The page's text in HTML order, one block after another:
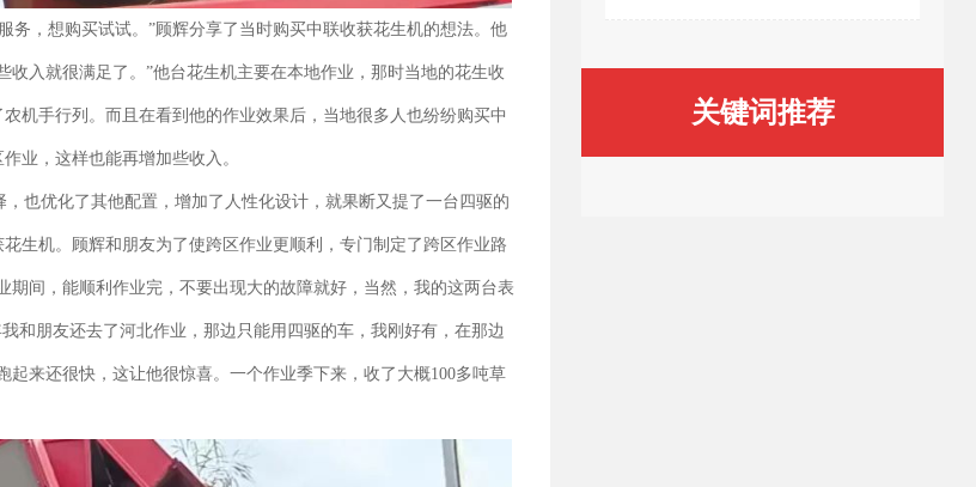
，想购买试试。”顾辉分享了当时购买中联收获花生机的想法。他
入就很满足了。”他台花生机主要在本地作业，那时当地的花生收
机手行列。而且在看到他的作业效果后，当地很多人也纷纷购买中
业，这样也能再增加些收入。
也优化了其他配置，增加了人性化设计，就果断又提了一台四驱的
生机。顾辉和朋友为了使跨区作业更顺利，专门制定了跨区作业路
间，能顺利作业完，不要出现大的故障就好，当然，我的这两台表
和朋友还去了河北作业，那边只能用四驱的车，我刚好有，在那边
来还很快，这让他很惊喜。一个作业季下来，收了大概100多吨草
关键词推荐